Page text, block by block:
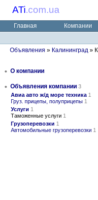
ATi.com.ua
Главная Компании
Объявления » Калининград »
• О компании
• Объявления компании 3
Авиа авто ж/д море техника 1
Груз. прицепы, полуприцепы 1
Услуги 1
Таможенные услуги 1
Грузоперевозки 1
Автомобильные грузоперевозки 1